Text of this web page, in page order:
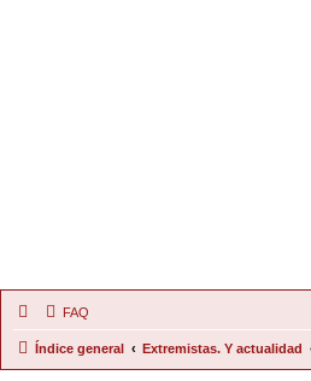
FAQ
Índice general Extremistas. Y actualidad